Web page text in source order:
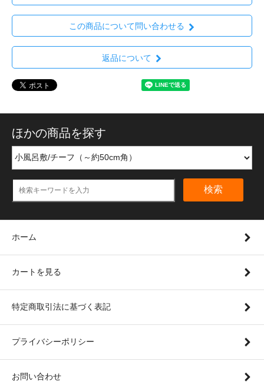
この商品について問い合わせる
返品について
ほかの商品を探す
検索
ホーム
カートを見る
特定商取引法に基づく表記
プライバシーポリシー
お問い合わせ